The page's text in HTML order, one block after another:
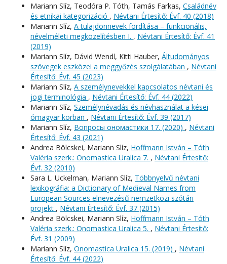
Mariann Slíz, Teodóra P. Tóth, Tamás Farkas, Családnév
és etnikai kategorizáció , Névtani Értesítő: Évf. 40 (2018)
Mariann Slíz, A tulajdonnevek fordítása – funkcionális,
névelméleti megközelítésben I. , Névtani Értesítő: Évf. 41
(2019)
Mariann Slíz, Dávid Wendl, Kitti Hauber, Áltudományos
szövegek eszközei a meggyőzés szolgálatában , Névtani
Értesítő: Évf. 45 (2023)
Mariann Slíz, A személynevekkel kapcsolatos névtani és
jogi terminológia , Névtani Értesítő: Évf. 44 (2022)
Mariann Slíz, Személynévadás és névhasználat a kései
ómagyar korban , Névtani Értesítő: Évf. 39 (2017)
Mariann Slíz, Вопросы oномастики 17. (2020) , Névtani
Értesítő: Évf. 43 (2021)
Andrea Bölcskei, Mariann Slíz, Hoffmann István – Tóth
Valéria szerk.: Onomastica Uralica 7. , Névtani Értesítő:
Évf. 32 (2010)
Sara L. Uckelman, Mariann Slíz, Többnyelvű névtani
lexikográfia: a Dictionary of Medieval Names from
European Sources elnevezésű nemzetközi szótári
projekt , Névtani Értesítő: Évf. 37 (2015)
Andrea Bölcskei, Mariann Slíz, Hoffmann István – Tóth
Valéria szerk.: Onomastica Uralica 5. , Névtani Értesítő:
Évf. 31 (2009)
Mariann Slíz, Onomastica Uralica 15. (2019) , Névtani
Értesítő: Évf. 44 (2022)